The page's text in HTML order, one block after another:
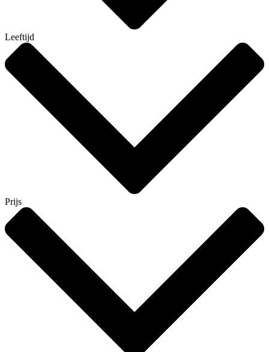
Leeftijd
Prijs